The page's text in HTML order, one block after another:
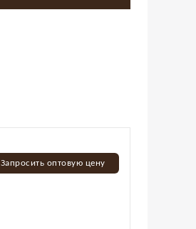
Запросить оптовую цену